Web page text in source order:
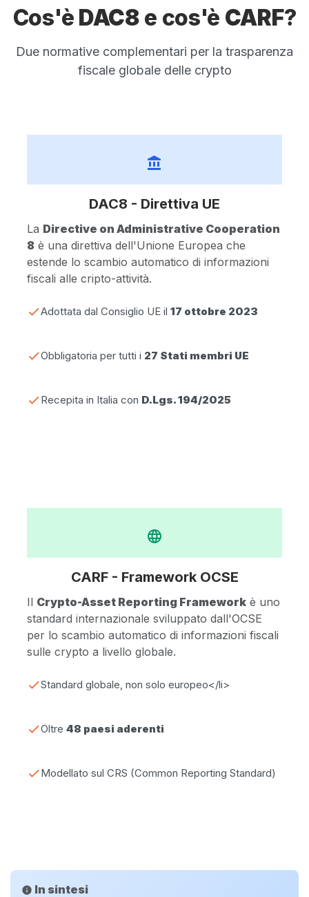
Cos'è DAC8 e cos'è CARF?
Due normative complementari per la trasparenza
fiscale globale delle crypto
account_balance
DAC8 - Direttiva UE
La Directive on Administrative Cooperation
8 è una direttiva dell'Unione Europea che
estende lo scambio automatico di informazioni
fiscali alle cripto-attività.
checkAdottata dal Consiglio UE il 17 ottobre 2023
checkObbligatoria per tutti i 27 Stati membri UE
checkRecepita in Italia con D.Lgs. 194/2025
language
CARF - Framework OCSE
Il Crypto-Asset Reporting Framework è uno
standard internazionale sviluppato dall'OCSE
per lo scambio automatico di informazioni fiscali
sulle crypto a livello globale.
checkStandard globale, non solo europeo</li>
checkOltre 48 paesi aderenti
checkModellato sul CRS (Common Reporting Standard)
info In sintesi
Inizia Chat